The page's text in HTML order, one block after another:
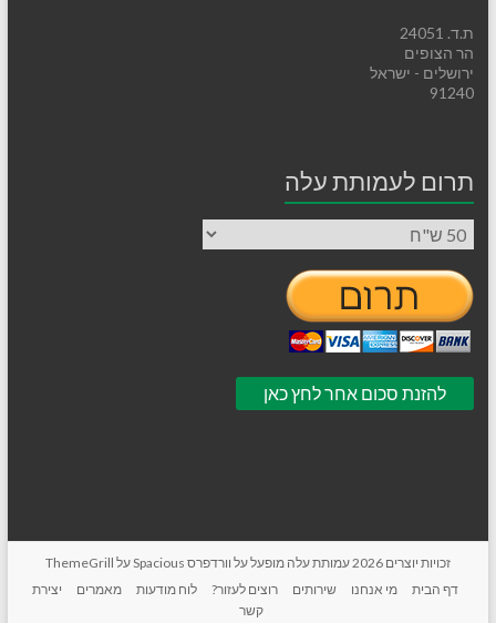
ת.ד. 24051
הר הצופים
ירושלים - ישראל
91240
תרום לעמותת עלה
זכויות יוצרים 2026 עמותת עלה מופעל על וורדפרסSpacious על
ThemeGrill
דף הבית
מי אנחנו שירותים רוצים לעזור? לוח מודעות מאמרים
יצירת
קשר